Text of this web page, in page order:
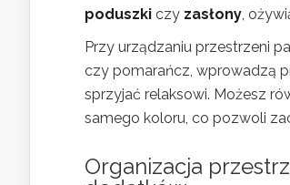
poduszki czy zasłony ,
Przy urządzaniu przestrzeni
czy pomarańcz, wprowadzą
sprzyjać relaksowi. Możesz
samego koloru, co pozwoli
Organizacja